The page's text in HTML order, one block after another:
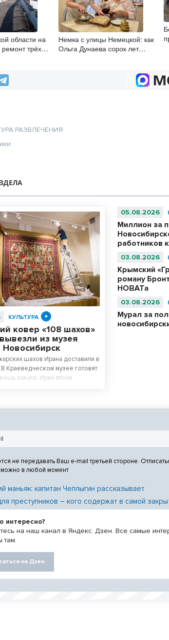
области на
трёх
Немка с улицы Немецкой: как
Ольга Дунаева сорок лет
РАЗВЛЕЧЕНИЯ
КУЛЬТУРА
ковер «108 шахов»
из музея
Новосибирск
шахов Ирана доставили в
Краеведческом музее готовят
заката: Иран эпохи
05.08.2026
Миллион за
работников
03.08.2026
Крымский
роману
НОВАТа
03.08.2026
Мурал за
не передавать Ваш e-mail третьей стороне.
можно в любой момент
маньяк: капитан Чеплыгин рассказывает
преступников – кого содержат в самой
интересно?
на наш канал в Яндекс. Дзен. Все самые
там.
на Дзен